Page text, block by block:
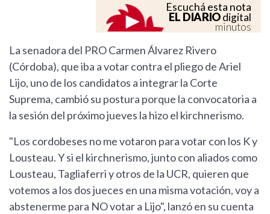
Escuchá esta nota
EL DIARIOdigital
minutos
La senadora del PRO Carmen Álvarez Rivero
(Córdoba), que iba a votar contra el pliego de Ariel
Lijo, uno de los candidatos a integrar la Corte
Suprema, cambió su postura porque la convocatoria a
la sesión del próximo jueves la hizo el kirchnerismo.
"Los cordobeses no me votaron para votar con los K y
Lousteau. Y si el kirchnerismo, junto con aliados como
Lousteau, Tagliaferri y otros de la UCR, quieren que
votemos a los dos jueces en una misma votación, voy a
abstenerme para NO votar a Lijo", lanzó en su cuenta